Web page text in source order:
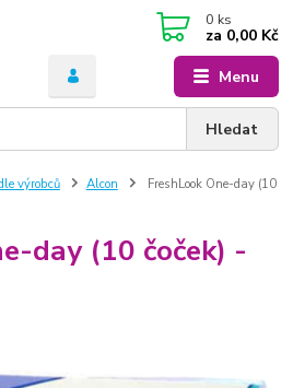
Menu
Hledat
0 ks
za 0,00 Kč
výrobců Alcon
FreshLook One-day (10
day (10 čoček) -